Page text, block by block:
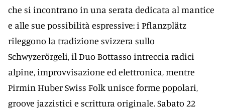
che si incontrano in una serata dedicata al mantice
e alle sue possibilità espressive: i Pflanzplätz
rileggono la tradizione svizzera sullo
Schwyzerörgeli, il Duo Bottasso intreccia radici
alpine, improvvisazione ed elettronica, mentre
Pirmin Huber Swiss Folk unisce forme popolari,
groove jazzistici e scrittura originale. Sabato 22